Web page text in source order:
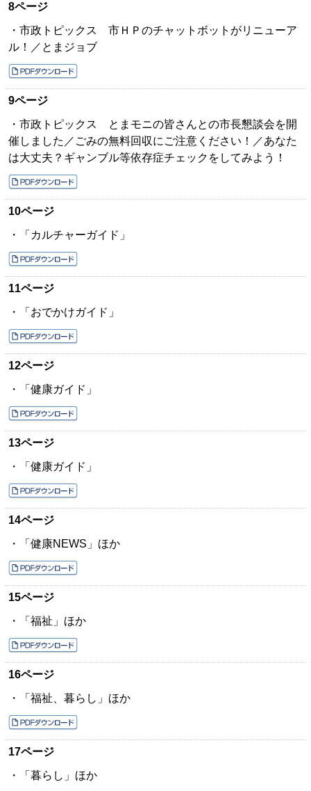
8ページ
・市政トピックス 市ＨＰのチャットボットがリニューア
ル！／とまジョブ
9ページ
・市政トピックス とまモニの皆さんとの市長懇談会を開
催しました／ごみの無料回収にご注意ください！／あなた
は大丈夫？ギャンブル等依存症チェックをしてみよう！
10ページ
・「カルチャーガイド」
11ページ
・「おでかけガイド」
12ページ
・「健康ガイド」
13ページ
・「健康ガイド」
14ページ
・「健康NEWS」ほか
15ページ
・「福祉」ほか
16ページ
・「福祉、暮らし」ほか
17ページ
・「暮らし」ほか